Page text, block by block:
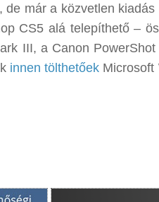
már a közvetlen
CS5 alá telepíthető –
III, a Canon
innen tölthetőek Microsoft